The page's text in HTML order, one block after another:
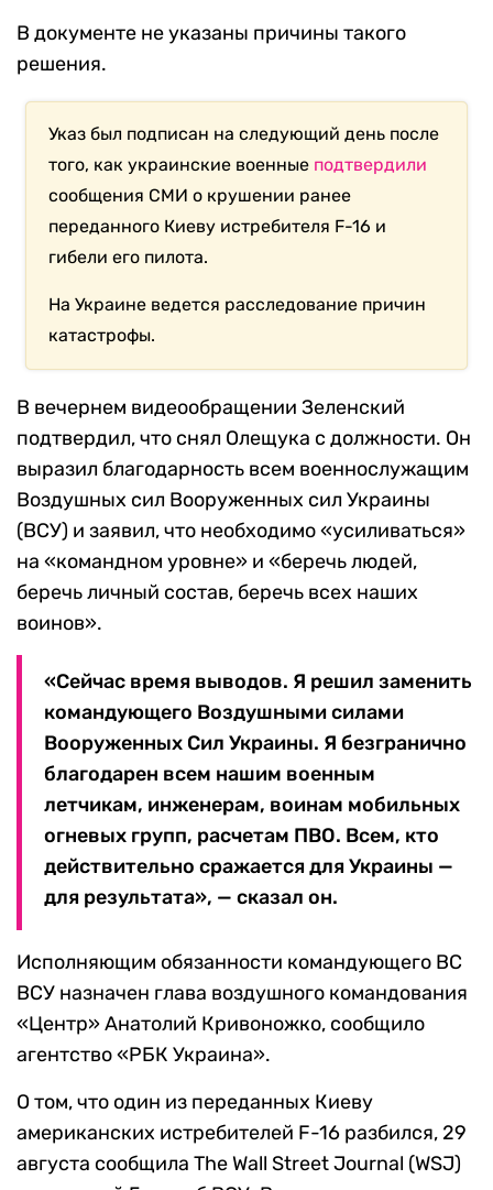
В документе не указаны причины такого
решения.
Указ был подписан на следующий день после
того, как украинские военные подтвердили
сообщения СМИ о крушении ранее
переданного Киеву истребителя F-16 и
гибели его пилота.
На Украине ведется расследование причин
катастрофы.
В вечернем видеообращении Зеленский
подтвердил, что снял Олещука с должности. Он
выразил благодарность всем военнослужащим
Воздушных сил Вооруженных сил Украины
(ВСУ) и заявил, что необходимо «усиливаться»
на «командном уровне» и «беречь людей,
беречь личный состав, беречь всех наших
воинов».
«Сейчас время выводов. Я решил заменить
командующего Воздушными силами
Вооруженных Сил Украины. Я безгранично
благодарен всем нашим военным
летчикам, инженерам, воинам мобильных
огневых групп, расчетам ПВО. Всем, кто
действительно сражается для Украины —
для результата», — сказал он.
Исполняющим обязанности командующего ВС
ВСУ назначен глава воздушного командования
«Центр» Анатолий Кривоножко, сообщило
агентство «РБК Украина».
О том, что один из переданных Киеву
американских истребителей F-16 разбился, 29
августа сообщила The Wall Street Journal (WSJ)